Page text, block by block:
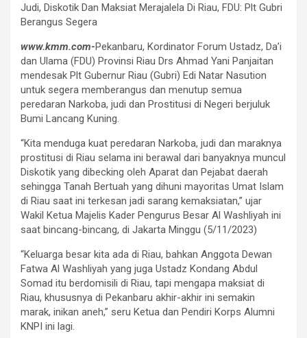
Judi, Diskotik Dan Maksiat Merajalela Di Riau, FDU: Plt Gubri
Berangus Segera
www.kmm.com-Pekanbaru, Kordinator Forum Ustadz, Da’i
dan Ulama (FDU) Provinsi Riau Drs Ahmad Yani Panjaitan
mendesak Plt Gubernur Riau (Gubri) Edi Natar Nasution
untuk segera memberangus dan menutup semua
peredaran Narkoba, judi dan Prostitusi di Negeri berjuluk
Bumi Lancang Kuning.
“Kita menduga kuat peredaran Narkoba, judi dan maraknya
prostitusi di Riau selama ini berawal dari banyaknya muncul
Diskotik yang dibecking oleh Aparat dan Pejabat daerah
sehingga Tanah Bertuah yang dihuni mayoritas Umat Islam
di Riau saat ini terkesan jadi sarang kemaksiatan,” ujar
Wakil Ketua Majelis Kader Pengurus Besar Al Washliyah ini
saat bincang-bincang, di Jakarta Minggu (5/11/2023)
“Keluarga besar kita ada di Riau, bahkan Anggota Dewan
Fatwa Al Washliyah yang juga Ustadz Kondang Abdul
Somad itu berdomisili di Riau, tapi mengapa maksiat di
Riau, khususnya di Pekanbaru akhir-akhir ini semakin
marak, inikan aneh,” seru Ketua dan Pendiri Korps Alumni
KNPI ini lagi.